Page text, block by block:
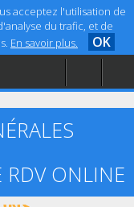
acceptez l'utilisation de
du trafic, et de
En savoir plus. OK
ONLINE
ET